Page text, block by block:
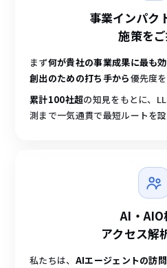
事業インパク
施策を
まず何が貴社の事業成果に最も
創出のための打ち手から優先度
累計100社超の知見をもとに、
測まで一気通貫で最短ルートを設
AI・AIO
アクセス解
私たちは、 AIエージェントの訪